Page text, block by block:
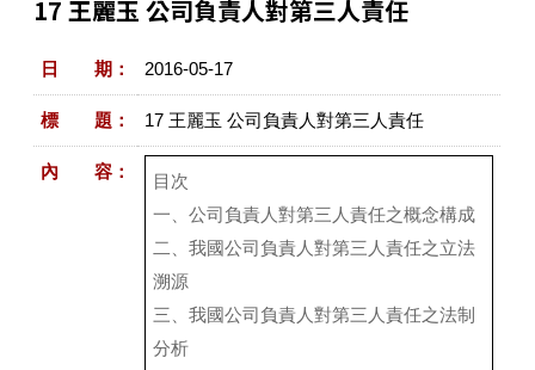
17 王麗玉 公司負責人對第三人責任
日 期： 2016-05-17
標 題： 17 王麗玉 公司負責人對第三人責任
內 容：
目次
一、公司負責人對第三人責任之概念構成
二、我國公司負責人對第三人責任之立法
溯源
三、我國公司負責人對第三人責任之法制
分析